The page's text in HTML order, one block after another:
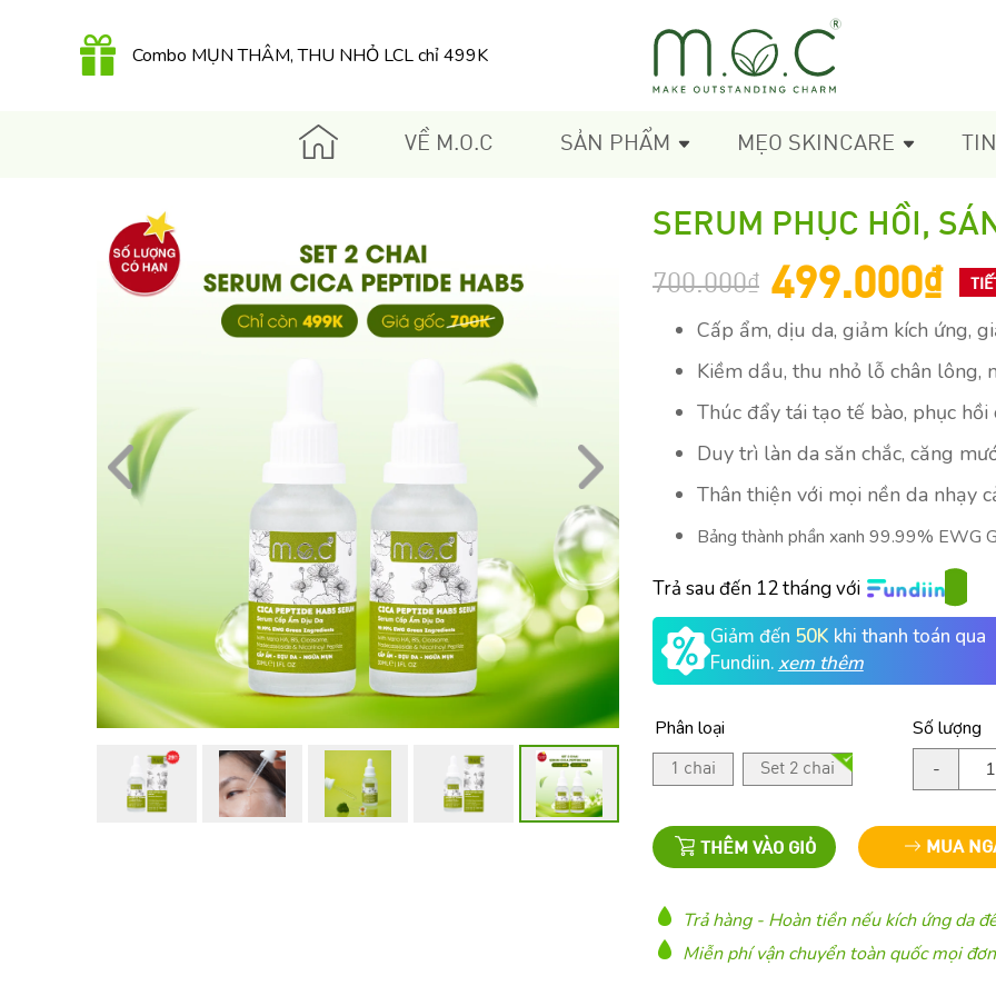
Combo MỤN THÂM, THU NHỎ LCL chỉ 499K
VỀ M.O.C SẢN PHẨM MẸO SKINCARE
SERUM PHỤC HỒI,
700.000₫ 499.000₫
Cấp ẩm, dịu da, giảm kích ứng,
Kiềm dầu, thu nhỏ lỗ chân lông,
Thúc đẩy tái tạo tế bào, phục hồi
Duy trì làn da săn chắc, căng
Thân thiện với mọi nền da nhạy
Bảng thành phần xanh 99.99% EWG
Trả sau đến 12 tháng với
Giảm đến 50K khi thanh toán qua
Fundiin. xem thêm
Phân loại
1 chai Set 2 chai
Số lượng
-
THÊM VÀO GIỎ MUA
Trả hàng - Hoàn tiền nếu kích ứng da
Miễn phí vận chuyển toàn quốc mọi